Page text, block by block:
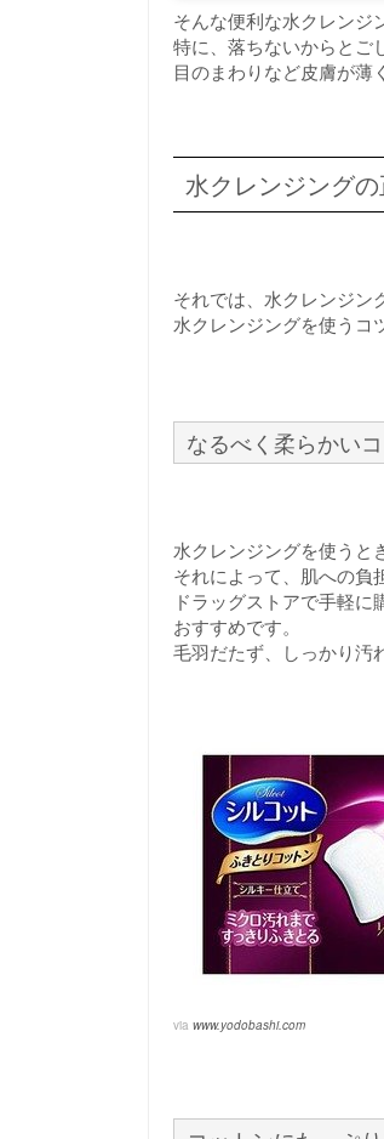
そんな便利な水クレンジ
特に、落ちないからとご
目のまわりなど皮膚が薄
水クレンジング
それでは、水クレンジン
水クレンジングを使うコ
なるべく柔らかい
水クレンジングを使うと
それによって、肌への負
ドラッグストアで手軽
おすすめです。
毛羽だたず、しっかり汚
via www.yodobashi.com